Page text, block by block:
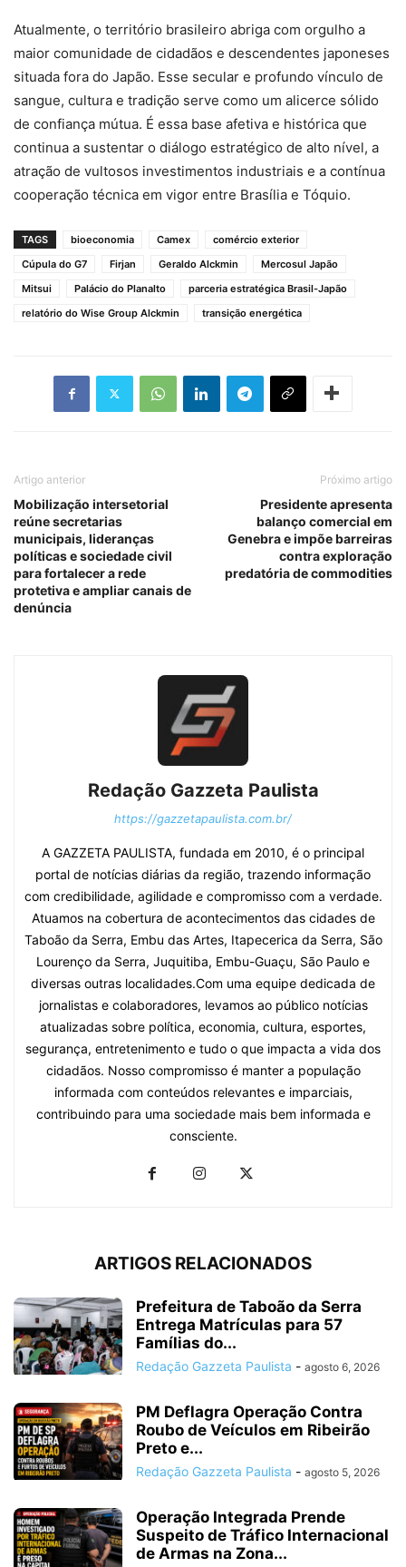
Atualmente, o território brasileiro abriga com orgulho a
maior comunidade de cidadãos e descendentes japoneses
situada fora do Japão. Esse secular e profundo vínculo de
sangue, cultura e tradição serve como um alicerce sólido
de confiança mútua. É essa base afetiva e histórica que
continua a sustentar o diálogo estratégico de alto nível, a
atração de vultosos investimentos industriais e a contínua
cooperação técnica em vigor entre Brasília e Tóquio.
TAGS bioeconomia Camex
comércio exterior
Cúpula do G7
Firjan Geraldo Alckmin
Mercosul Japão
Mitsui
Palácio do Planalto
parceria estratégica Brasil-Japão
relatório do Wise Group Alckmin
transição energética
Artigo anterior
Mobilização intersetorial
reúne secretarias
municipais, lideranças
políticas e sociedade civil
para fortalecer a rede
protetiva e ampliar canais de
denúncia
Próximo artigo
Presidente apresenta
balanço comercial em
Genebra e impõe barreiras
contra exploração
predatória de commodities
Redação Gazzeta Paulista
https://gazzetapaulista.com.br/
A GAZZETA PAULISTA, fundada em 2010, é o principal
portal de notícias diárias da região, trazendo informação
com credibilidade, agilidade e compromisso com a verdade.
Atuamos na cobertura de acontecimentos das cidades de
Taboão da Serra, Embu das Artes, Itapecerica da Serra, São
Lourenço da Serra, Juquitiba, Embu-Guaçu, São Paulo e
diversas outras localidades.Com uma equipe dedicada de
jornalistas e colaboradores, levamos ao público notícias
atualizadas sobre política, economia, cultura, esportes,
segurança, entretenimento e tudo o que impacta a vida dos
cidadãos. Nosso compromisso é manter a população
informada com conteúdos relevantes e imparciais,
contribuindo para uma sociedade mais bem informada e
consciente.
ARTIGOS RELACIONADOS
Prefeitura de Taboão da Serra
Entrega Matrículas para 57
Famílias do...
Redação Gazzeta Paulista - agosto 6, 2026
PM Deflagra Operação Contra
Roubo de Veículos em Ribeirão
Preto e...
Redação Gazzeta Paulista - agosto 5, 2026
Operação Integrada Prende
Suspeito de Tráfico Internacional
de Armas na Zona...